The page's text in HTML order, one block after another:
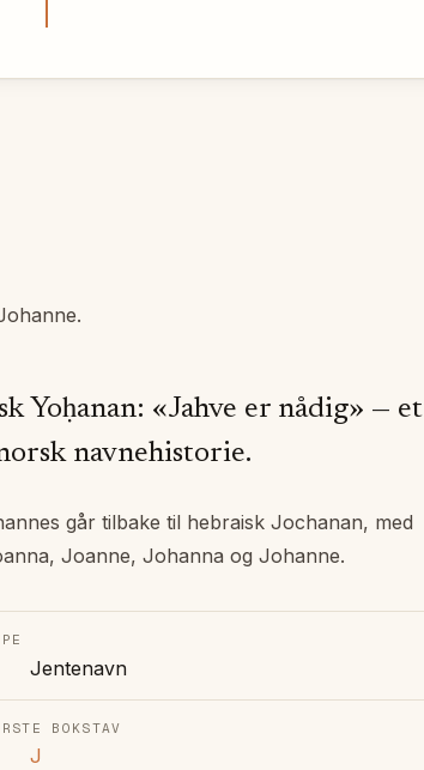
.
Yoḥanan: «Jahve er nådig» — et
navnehistorie.
går tilbake til hebraisk Jochanan, med
Joanne, Johanna og Johanne.
Jentenavn
BOKSTAV
J